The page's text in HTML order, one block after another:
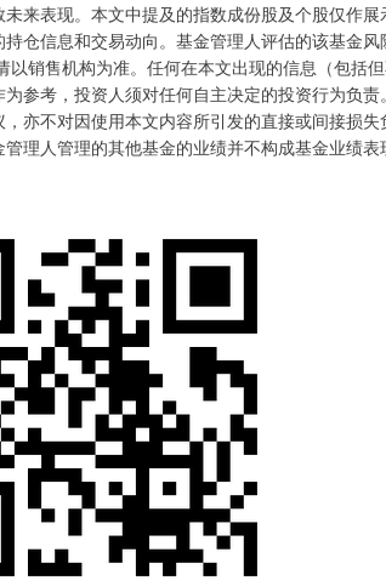
来表现。本文中提及的指数成份股及个股仅作
仓信息和交易动向。基金管理人评估的该基金
销售机构为准。任何在本文出现的信息（包括
参考，投资人须对任何自主决定的投资行为负
亦不对因使用本文内容所引发的直接或间接损
理人管理的其他基金的业绩并不构成基金业绩